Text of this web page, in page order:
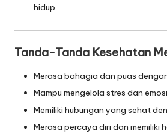
hidup.
Tanda-Tanda Kesehatan
Merasa bahagia dan puas
Mampu mengelola stres dan
Memiliki hubungan yang sehat
Merasa percaya diri dan memiliki